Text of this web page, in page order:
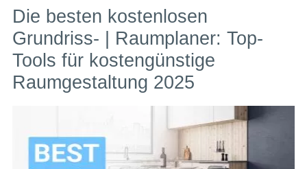
sich anmelden mit
Email
Danke für die Registrierung
Ein Link zur Passwortwiederherstellung wurde an
Ihre E-Mail-Adresse gesendet.
Die besten kostenlosen
Grundriss- | Raumplaner: Top-
Tools für kostengünstige
Raumgestaltung 2025